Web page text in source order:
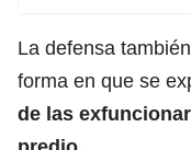
La defensa
forma en que se
de las